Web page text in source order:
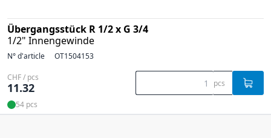
Übergangsstück R 1/2 x G 3/4
1/2" Innengewinde
N° d'article OT1504153
CHF / pcs
11.32 pcs
54 pcs